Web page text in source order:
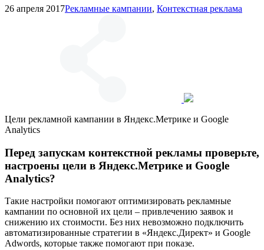
26 апреля 2017Рекламные кампании, Контекстная реклама
Цели рекламной кампании в Яндекс.Метрике и Google
Analytics
Перед запускам контекстной рекламы проверьте,
настроены цели в Яндекс.Метрике и Google
Analytics?
Такие настройки помогают оптимизировать рекламные
кампании по основной их цели – привлечению заявок и
снижению их стоимости. Без них невозможно подключить
автоматизированные стратегии в «Яндекс.Директ» и Google
Adwords, которые также помогают при показе.